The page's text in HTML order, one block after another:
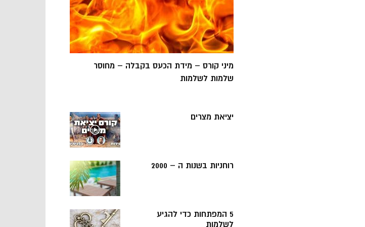
מיני קורס – מידת הכעס בקבלה – מחוסר
שלמות לשלמות
יציאת מצרים
רוחניות בשנות ה – 2000
5 המפתחות כדי להגיע
לשלמות